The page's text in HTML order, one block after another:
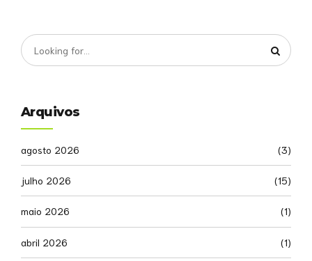
Arquivos
agosto 2026 (3)
julho 2026 (15)
maio 2026 (1)
abril 2026 (1)